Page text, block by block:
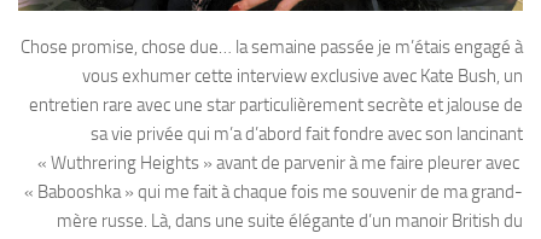
Chose promise, chose due… la semaine passée je m’étais engagé à
vous exhumer cette interview exclusive avec Kate Bush, un
entretien rare avec une star particulièrement secrète et jalouse de
sa vie privée qui m’a d’abord fait fondre avec son lancinant
« Wuthrering Heights » avant de parvenir à me faire pleurer avec
« Babooshka » qui me fait à chaque fois me souvenir de ma grand-
mère russe. Là, dans une suite élégante d’un manoir British du